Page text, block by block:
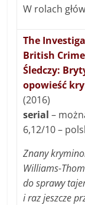
W rolach
The
British
Śledczy:
opowieść
(2016)
serial –
6,12/10 –
Znany
Williams-
do sprawy
i raz jeszcze